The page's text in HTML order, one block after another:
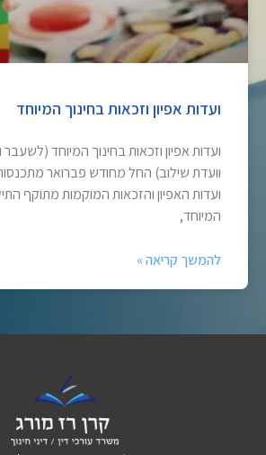
ועדות אפיון וזכאות בחינוך המיוחד
ועדות אפיון וזכאות בחינוך המיוחד
וועדת שילוב) החל מחודש פברואר
ועדות האפיון והזכאות המוקמות מתוקף
המיוחד,
להמשך קריאה »